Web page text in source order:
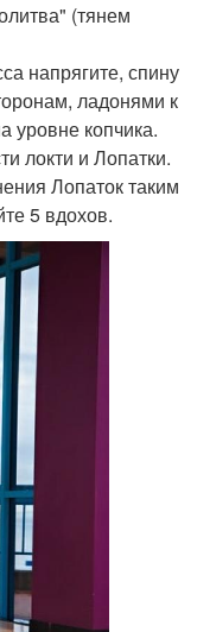
(тянем
напрягите, спину
ладонями к
уровне копчика.
локти и Лопатки.
Лопаток таким
5 вдохов.